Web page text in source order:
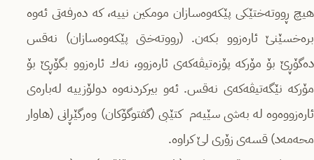
هیچ ڕووتەختێكی پێكەوەسازان مومكین نییە، كە دەرفەتی ئەوە
برەخسێنێ‌ ئارەزوو بكەن. (رووتەختی پێكەوەسازان) نەقس
دەگۆڕێ‌ بۆ مۆركە پۆزەتیڤەكەی ئارەزوو، نەك ئارەزوو بگۆڕێ‌ بۆ
مۆركە نێگەتیڤەكەی نەقس. ئەو بیركردنەوە دولۆزییە لەبارەی
ئارەزووەوە لە بەشی سێیەم كتێبی (گفتوگۆكان) وەرگێڕانی (هاوار
محەمەد) قسەی زۆری لێ كراوە.